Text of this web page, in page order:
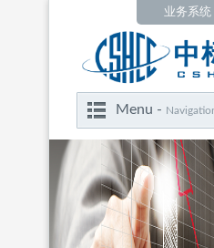
业务系统
Menu -